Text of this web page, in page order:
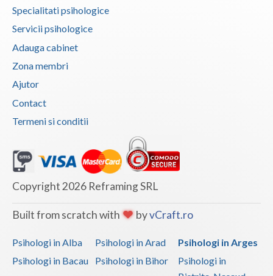
Vrancea
Specialitati psihologice
Servicii psihologice
Adauga cabinet
Zona membri
Ajutor
Contact
Termeni si conditii
Copyright 2026 Reframing SRL
Built from scratch with byvCraft.ro
Psihologi in Alba Psihologi in Arad
Psihologi in Arges
Psihologi in Bacau
Psihologi in Bihor
Psihologi in